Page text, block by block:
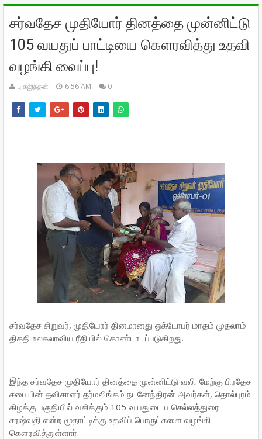
சர்வதேச முதியோர் தினத்தை முன்னிட்டு
105 வயதுப் பாட்டியை கௌரவித்து உதவி
வழங்கி வைப்பு!
பு.கஜிந்தன் 6:56 AM 0
சர்வதேச சிறுவர், முதியோர் தினமானது ஒக்டோபர் மாதம் முதலாம்
திகதி உலகலாவிய ரீதியில் கொண்டாடப்படுகிறது.
இந்த சர்வதேச முதியோர் தினத்தை முன்னிட்டு வலி. மேற்கு பிரதேச
சபையின் தவிசாளர் தர்மலிங்கம் நடனேந்திரன் அவர்கள், தொல்புரம்
கிழக்கு பகுதியில் வசிக்கும் 105 வயதுடைய செல்லத்துரை
சரஷ்வதி என்ற மூதாட்டிக்கு உதவிப் பொருட்களை வழங்கி
கௌரவித்துள்ளார்.